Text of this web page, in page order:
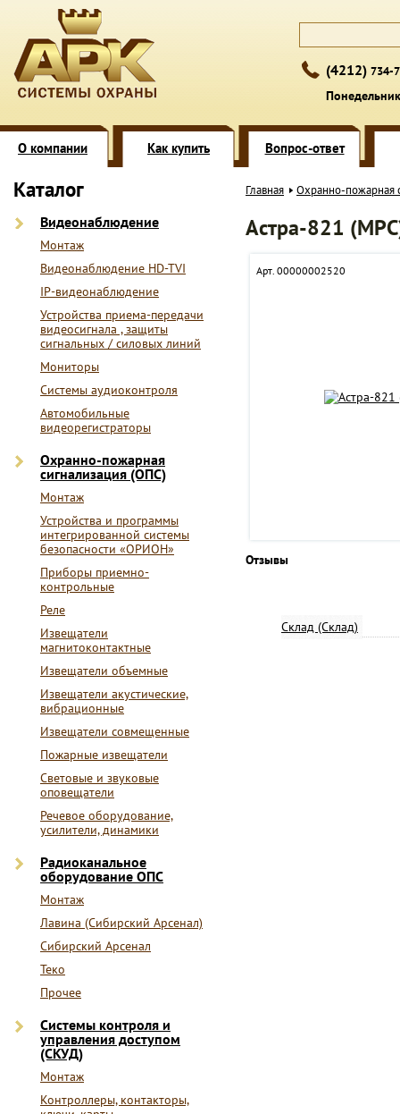
(4212) 734-
О компании Как купить Вопрос-ответ
Каталог
Видеонаблюдение
Монтаж
Видеонаблюдение HD-TVI
IP-видеонаблюдение
Устройства приема-передачи
видеосигнала , защиты
сигнальных / силовых линий
Мониторы
Системы аудиоконтроля
Автомобильные
видеорегистраторы
Охранно-пожарная
сигнализация (ОПС)
Монтаж
Устройства и программы
интегрированной системы
безопасности «ОРИОН»
Приборы приемно-
контрольные
Реле
Извещатели
магнитоконтактные
Извещатели объемные
Извещатели акустические,
вибрационные
Извещатели совмещенные
Пожарные извещатели
Световые и звуковые
оповещатели
Речевое оборудование,
усилители, динамики
Радиоканальное
оборудование ОПС
Монтаж
Лавина (Сибирский Арсенал)
Сибирский Арсенал
Теко
Прочее
Системы контроля и
управления доступом
(СКУД)
Монтаж
Контроллеры, контакторы,
Главная Охранно-пожарная
Астра-821
Арт. 00000002520
Отзывы
Склад (Склад)